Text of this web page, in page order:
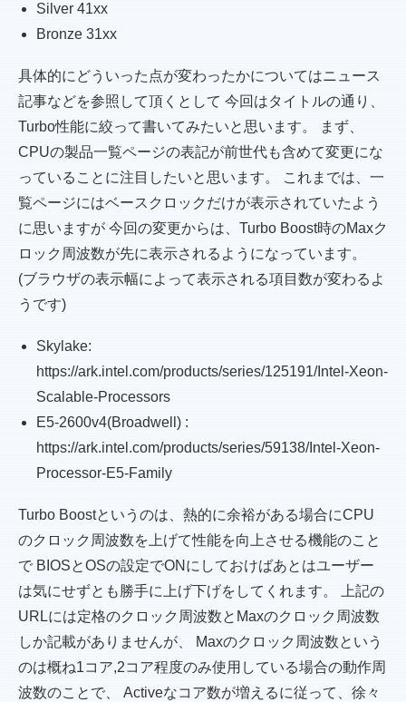
Silver 41xx
Bronze 31xx
具体的にどういった点が変わったかについてはニュース
記事などを参照して頂くとして 今回はタイトルの通り、
Turbo性能に絞って書いてみたいと思います。 まず、
CPUの製品一覧ページの表記が前世代も含めて変更にな
っていることに注目したいと思います。 これまでは、一
覧ページにはベースクロックだけが表示されていたよう
に思いますが 今回の変更からは、Turbo Boost時のMaxク
ロック周波数が先に表示されるようになっています。
(ブラウザの表示幅によって表示される項目数が変わるよ
うです)
Skylake:
https://ark.intel.com/products/series/125191/Intel-Xeon-
Scalable-Processors
E5-2600v4(Broadwell) :
https://ark.intel.com/products/series/59138/Intel-Xeon-
Processor-E5-Family
Turbo Boostというのは、熱的に余裕がある場合にCPU
のクロック周波数を上げて性能を向上させる機能のこと
で BIOSとOSの設定でONにしておけばあとはユーザー
は気にせずとも勝手に上げ下げをしてくれます。 上記の
URLには定格のクロック周波数とMaxのクロック周波数
しか記載がありませんが、 Maxのクロック周波数という
のは概ね1コア,2コア程度のみ使用している場合の動作周
波数のことで、 Activeなコア数が増えるに従って、徐々